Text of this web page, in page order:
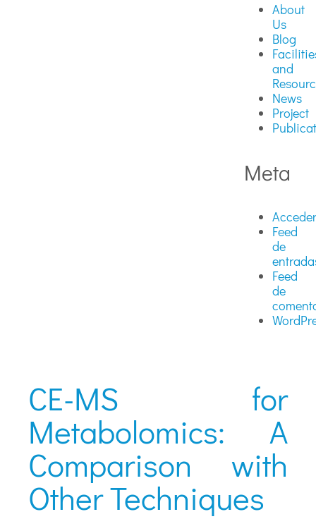
About
Us
Blog
and
News
Project
Meta
Feed
de
Feed
de
CE-MS for
Metabolomics: A
Comparison with
Other Techniques